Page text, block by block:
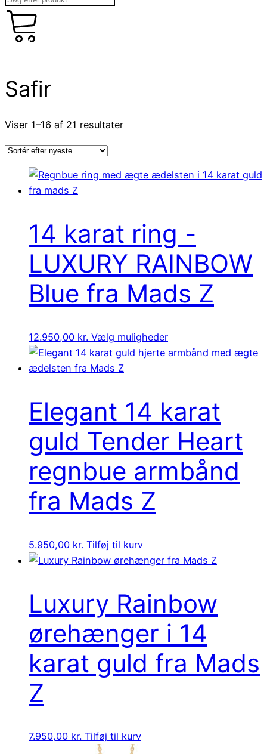
0
0,00 kr.
Safir
Viser 1–16 af 21 resultaterSorteret
14 karat ring -
LUXURY RAINBOW
Blue fra Mads Z
12.950,00 kr. Vælg muligheder
Elegant 14 karat
guld Tender Heart
regnbue armbånd
fra Mads Z
5.950,00 kr. Tilføj til kurv
Luxury Rainbow
ørehænger i 14
karat guld fra Mads
Z
7.950,00 kr. Tilføj til kurv